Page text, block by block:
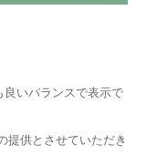
いバランスで表示で
提供とさせていただき